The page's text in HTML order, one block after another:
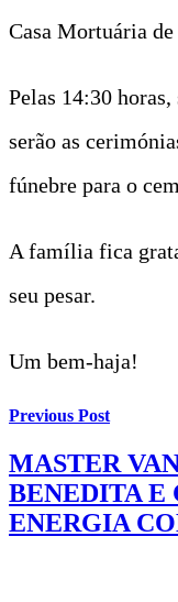
Casa Mortuária
Pelas 14:30
serão as
fúnebre para o
A família fica
seu pesar.
Um bem-haja!
Previous Post
MASTER
BENEDITA E
ENERGIA